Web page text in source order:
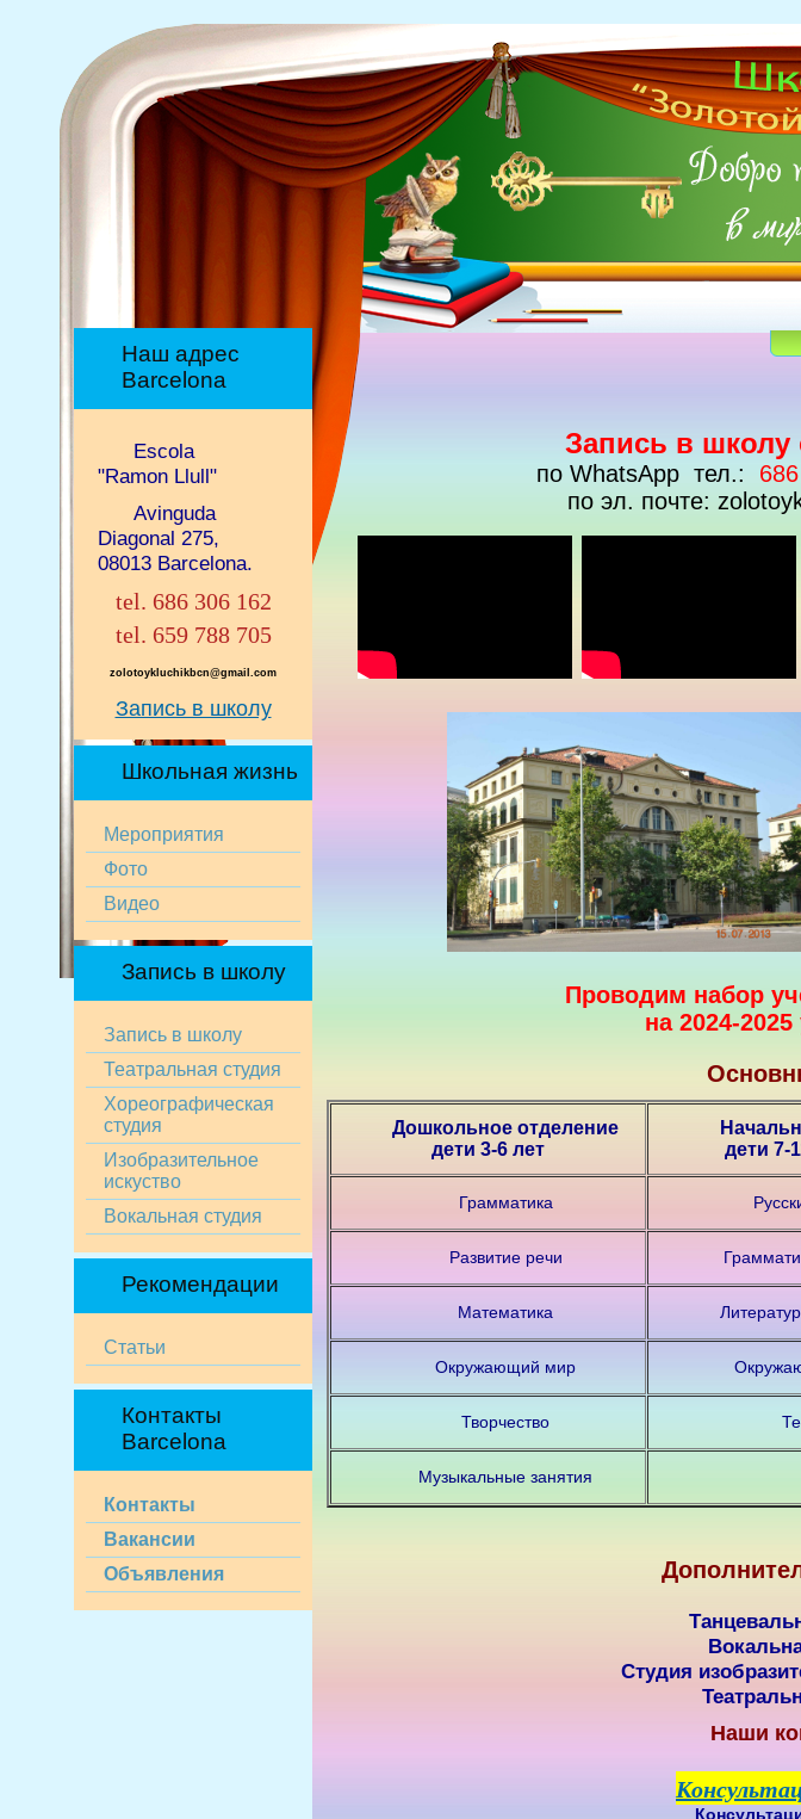
Наш адрес
Barcelona
Escola
"Ramon Llull"
Avinguda
Diagonal 275,
08013 Barcelona.
tel. 686 306 162
tel. 659 788 705
zolotoykluchikbcn@gmail.com
Запись в школу
Школьная жизнь
Мероприятия
Фото
Видео
Запись в школу
Запись в школу
Театральная студия
Хореографическая
студия
Изобразительное
искуство
Вокальная студия
Рекомендации
Статьи
Контакты
Barcelona
Контакты
Вакансии
Объявления
Запись в школу
по WhatsApp тел.:
по эл. почте:
Проводим набор
на 2024-
Дошкольное отделение
дети 3-6 лет
дети 7-
Грамматика
Развитие речи
Математика
Окружающий мир
Творчество
Музыкальные занятия
Студия
Наши